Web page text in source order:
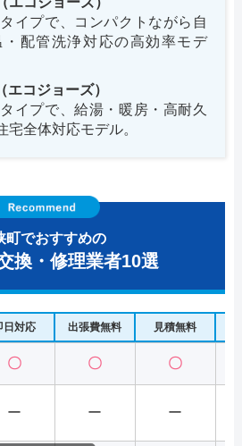
イプで、コンパクトながら自
配管洗浄対応の高効率モデ
コジョーズ）
イプで、給湯・暖房・高耐久
宅全体対応モデル。
町でおすすめの
換・修理業者10選
日対応 出張費無料 見積無料
〇 〇 〇
ー ー ー